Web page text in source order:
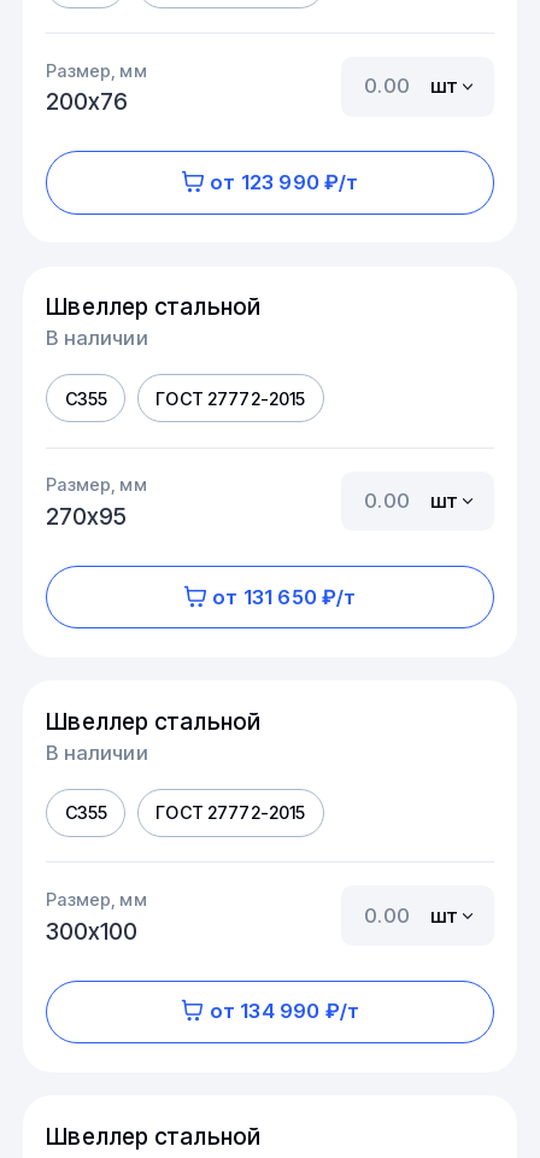
Размер, мм
200х76
шт
от 123 990 ₽/т
Швеллер стальной
В наличии
С355 ГОСТ 27772-2015
Размер, мм
270х95
шт
от 131 650 ₽/т
Швеллер стальной
В наличии
С355 ГОСТ 27772-2015
Размер, мм
300х100
шт
от 134 990 ₽/т
Швеллер стальной